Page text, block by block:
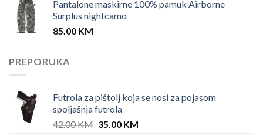
Pantalone maskirne 100% pamuk Airborne
Surplus nightcamo
85.00 KM
PREPORUKA
Futrola za pištolj koja se nosi za pojasom
spoljašnja futrola
42.00KM Original
35.00 KMCurrent